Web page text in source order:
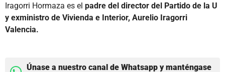
Iragorri Hormaza es el padre del director del Partido de la U
y exministro de Vivienda e Interior, Aurelio Iragorri
Valencia.
Únase a nuestro canal de Whatsapp y manténgase